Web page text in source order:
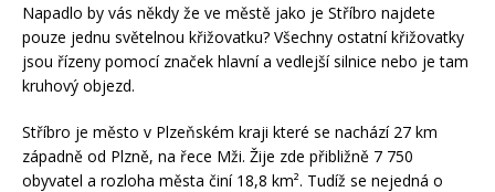
Napadlo by vás někdy že ve městě jako je Stříbro najdete
pouze jednu světelnou křižovatku? Všechny ostatní křižovatky
jsou řízeny pomocí značek hlavní a vedlejší silnice nebo je tam
kruhový objezd.
Stříbro je město v Plzeňském kraji které se nachází 27 km
západně od Plzně, na řece Mži. Žije zde přibližně 7 750
obyvatel a rozloha města činí 18,8 km². Tudíž se nejedná o